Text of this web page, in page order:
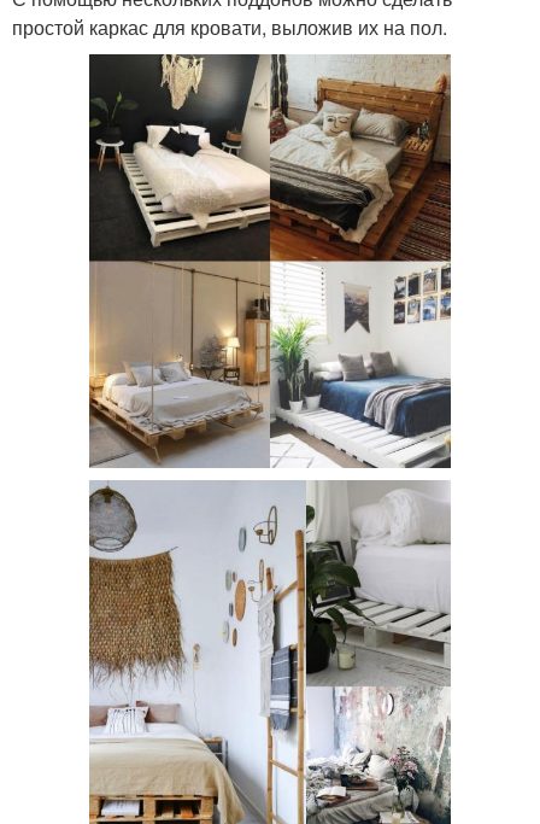
простой каркас для кровати, выложив их на пол.